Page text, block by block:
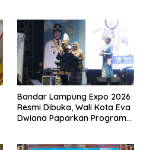
Bandar Lampung Expo 2026
Resmi Dibuka, Wali Kota Eva
Dwiana Paparkan Program